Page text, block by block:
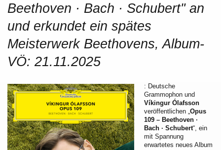
Beethoven · Bach · Schubert" an
und erkundet ein spätes
Meisterwerk Beethovens, Album-
VÖ: 21.11.2025
: Deutsche
Grammophon und
Víkingur Ólafsson
veröffentlichen „ Opus
109 – Beethoven ·
Bach · Schubert“, ein
mit Spannung
erwartetes neues Album